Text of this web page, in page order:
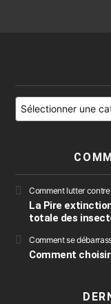
Catégories
Comment lutter
La Pire
totale des
Comment se
Comment